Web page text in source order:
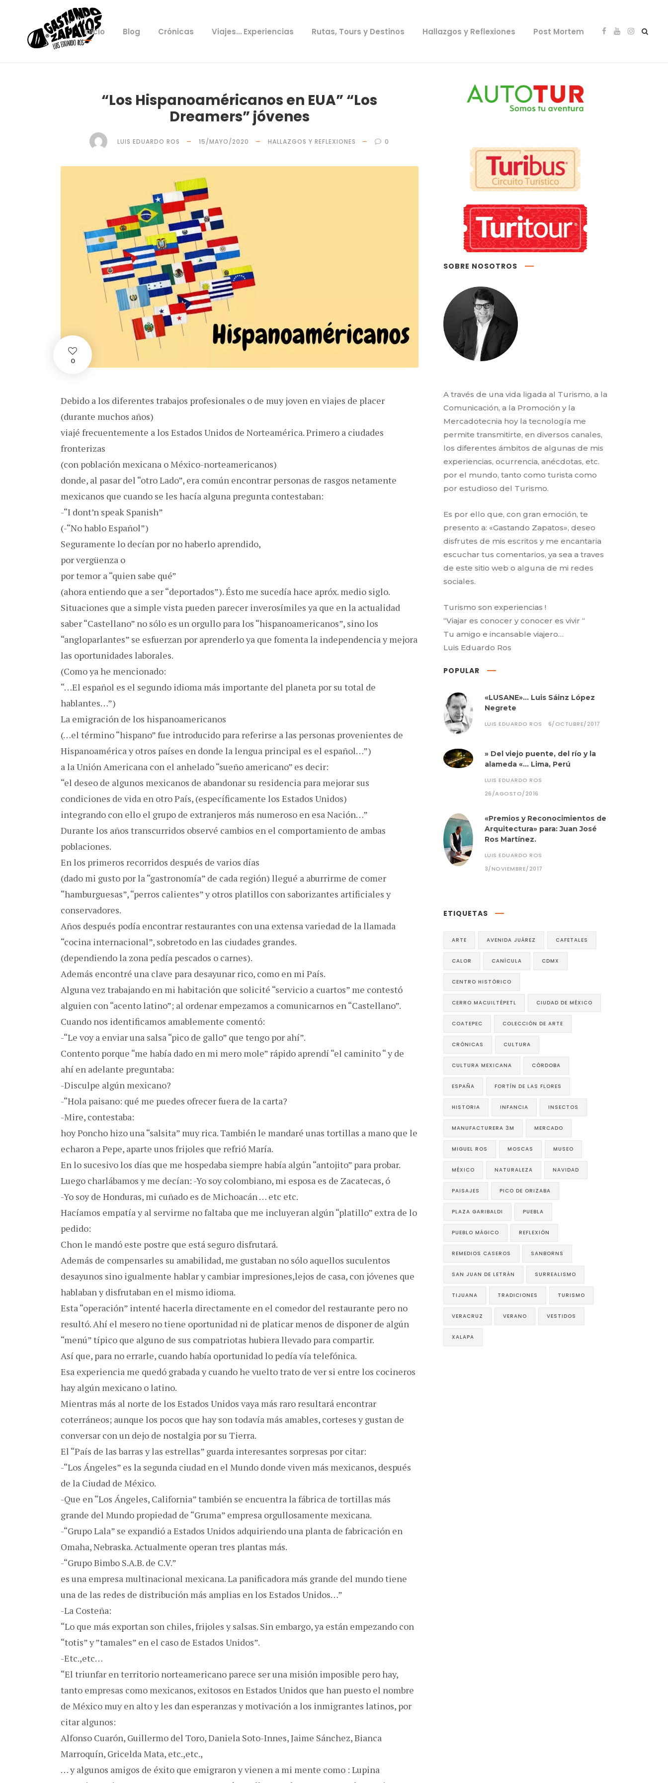
Inicio Blog Crónicas Viajes… Experiencias Rutas, Tours y Destinos Hallazgos y Reflexiones Post Mortem
“Los Hispanoaméricanos en EUA” “Los
Dreamers” jóvenes
LUIS EDUARDO ROS 15/MAYO/2020 HALLAZGOS Y REFLEXIONES 0
0
Debido a los diferentes trabajos profesionales o de muy joven en viajes de placer
(durante muchos años)
viajé frecuentemente a los Estados Unidos de Norteamérica. Primero a ciudades
fronterizas
(con población mexicana o México-norteamericanos)
donde, al pasar del “otro Lado”, era común encontrar personas de rasgos netamente
mexicanos que cuando se les hacía alguna pregunta contestaban:
-“I dont’n speak Spanish”
(-“No hablo Español”)
Seguramente lo decían por no haberlo aprendido,
por vergüenza o
por temor a “quien sabe qué”
(ahora entiendo que a ser “deportados”). Ésto me sucedía hace apróx. medio siglo.
Situaciones que a simple vista pueden parecer inverosímiles ya que en la actualidad
saber “Castellano” no sólo es un orgullo para los “hispanoamericanos”, sino los
“angloparlantes” se esfuerzan por aprenderlo ya que fomenta la independencia y mejora
las oportunidades laborales.
(Como ya he mencionado:
“…El español es el segundo idioma más importante del planeta por su total de
hablantes…”)
La emigración de los hispanoamericanos
(…el término “hispano” fue introducido para referirse a las personas provenientes de
Hispanoamérica y otros países en donde la lengua principal es el español…”)
a la Unión Americana con el anhelado “sueño americano” es decir:
“el deseo de algunos mexicanos de abandonar su residencia para mejorar sus
condiciones de vida en otro País, (específicamente los Estados Unidos)
integrando con ello el grupo de extranjeros más numeroso en esa Nación…”
Durante los años transcurridos observé cambios en el comportamiento de ambas
poblaciones.
En los primeros recorridos después de varios días
(dado mi gusto por la “gastronomía” de cada región) llegué a aburrirme de comer
“hamburguesas”, “perros calientes” y otros platillos con saborizantes artificiales y
conservadores.
Años después podía encontrar restaurantes con una extensa variedad de la llamada
“cocina internacional”, sobretodo en las ciudades grandes.
(dependiendo la zona pedía pescados o carnes).
Además encontré una clave para desayunar rico, como en mi País.
Alguna vez trabajando en mi habitación que solicité “servicio a cuartos” me contestó
alguien con “acento latino”; al ordenar empezamos a comunicarnos en “Castellano”.
Cuando nos identificamos amablemente comentó:
-“Le voy a enviar una salsa “pico de gallo” que tengo por ahí”.
Contento porque “me había dado en mi mero mole” rápido aprendí “el caminito “ y de
ahí en adelante preguntaba:
-Disculpe algún mexicano?
-“Hola paisano: qué me puedes ofrecer fuera de la carta?
-Mire, contestaba:
hoy Poncho hizo una “salsita” muy rica. También le mandaré unas tortillas a mano que le
echaron a Pepe, aparte unos frijoles que refrió María.
En lo sucesivo los días que me hospedaba siempre había algún “antojito” para probar.
Luego charlábamos y me decían: -Yo soy colombiano, mi esposa es de Zacatecas, ó
-Yo soy de Honduras, mi cuñado es de Michoacán … etc etc.
Hacíamos empatía y al servirme no faltaba que me incluyeran algún “platillo” extra de lo
pedido:
Chon le mandó este postre que está seguro disfrutará.
Además de compensarles su amabilidad, me gustaban no sólo aquellos suculentos
desayunos sino igualmente hablar y cambiar impresiones,lejos de casa, con jóvenes que
hablaban y disfrutaban en el mismo idioma.
Esta “operación” intenté hacerla directamente en el comedor del restaurante pero no
resultó. Ahí el mesero no tiene oportunidad ni de platicar menos de disponer de algún
“menú” típico que alguno de sus compatriotas hubiera llevado para compartir.
Así que, para no errarle, cuando había oportunidad lo pedía vía telefónica.
Esa experiencia me quedó grabada y cuando he vuelto trato de ver si entre los cocineros
hay algún mexicano o latino.
Mientras más al norte de los Estados Unidos vaya más raro resultará encontrar
coterráneos; aunque los pocos que hay son todavía más amables, corteses y gustan de
conversar con un dejo de nostalgia por su Tierra.
El “País de las barras y las estrellas” guarda interesantes sorpresas por citar:
-“Los Ángeles” es la segunda ciudad en el Mundo donde viven más mexicanos, después
de la Ciudad de México.
-Que en “Los Ángeles, California” también se encuentra la fábrica de tortillas más
grande del Mundo propiedad de “Gruma” empresa orgullosamente mexicana.
-“Grupo Lala” se expandió a Estados Unidos adquiriendo una planta de fabricación en
Omaha, Nebraska. Actualmente operan tres plantas más.
-“Grupo Bimbo S.A.B. de C.V.”
es una empresa multinacional mexicana. La panificadora más grande del mundo tiene
una de las redes de distribución más amplias en los Estados Unidos…”
-La Costeña:
“Lo que más exportan son chiles, frijoles y salsas. Sin embargo, ya están empezando con
“totis” y ”tamales” en el caso de Estados Unidos”.
-Etc.,etc…
“El triunfar en territorio norteamericano parece ser una misión imposible pero hay,
tanto empresas como mexicanos, exitosos en Estados Unidos que han puesto el nombre
de México muy en alto y les dan esperanzas y motivación a los inmigrantes latinos, por
citar algunos:
Alfonso Cuarón, Guillermo del Toro, Daniela Soto-Innes, Jaime Sánchez, Bianca
Marroquín, Gricelda Mata, etc.,etc.,
… y algunos amigos de éxito que emigraron y vienen a mi mente como : Lupina
SOBRE NOSOTROS
A través de una vida ligada al Turismo, a la
Comunicación, a la Promoción y la
Mercadotecnia hoy la tecnología me
permite transmitirte, en diversos canales,
los diferentes ámbitos de algunas de mis
experiencias, ocurrencia, anécdotas, etc.
por el mundo, tanto como turista como
por estudioso del Turismo.
Es por ello que, con gran emoción, te
presento a: «Gastando Zapatos», deseo
disfrutes de mis escritos y me encantaria
escuchar tus comentarios, ya sea a traves
de este sitio web o alguna de mi redes
sociales.
Turismo son experiencias !
“Viajar es conocer y conocer es vivir “
Tu amigo e incansable viajero…
Luis Eduardo Ros
POPULAR
«LUSANE»… Luis Sáinz López
Negrete
LUIS EDUARDO ROS 6/OCTUBRE/2017
» Del viejo puente, del río y la
alameda «… Lima, Perú
LUIS EDUARDO ROS
26/AGOSTO/2016
«Premios y Reconocimientos de
Arquitectura» para: Juan José
Ros Martínez.
LUIS EDUARDO ROS
3/NOVIEMBRE/2017
ETIQUETAS
ARTE AVENIDA JUÁREZ CAFETALES
CALOR CANÍCULA CDMX
CENTRO HISTÓRICO
CERRO MACUILTÉPETL CIUDAD DE MÉXICO
COATEPEC COLECCIÓN DE ARTE
CRÓNICAS CULTURA
CULTURA MEXICANA CÓRDOBA
ESPAÑA FORTÍN DE LAS FLORES
HISTORIA INFANCIA INSECTOS
MANUFACTURERA 3M MERCADO
MIGUEL ROS MOSCAS MUSEO
MÉXICO NATURALEZA NAVIDAD
PAISAJES PICO DE ORIZABA
PLAZA GARIBALDI PUEBLA
PUEBLO MÁGICO REFLEXIÓN
REMEDIOS CASEROS SANBORNS
SAN JUAN DE LETRÁN SURREALISMO
TIJUANA TRADICIONES TURISMO
VERACRUZ VERANO VESTIDOS
XALAPA